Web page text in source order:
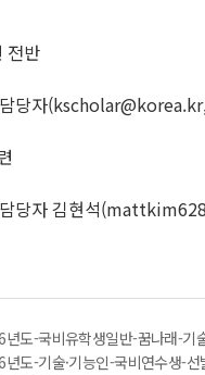
전반
당자
당자 김현석
년도-국비유학생일반-꿈나래-기
년도-기술·기능인-국비연수생-